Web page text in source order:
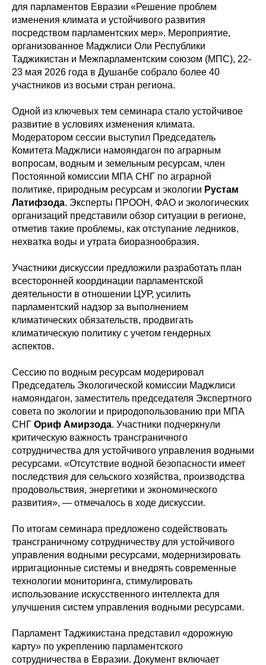
для парламентов Евразии «Решение проблем
изменения климата и устойчивого развития
посредством парламентских мер». Мероприятие,
организованное Маджлиси Оли Республики
Таджикистан и Межпарламентским союзом (МПС), 22-
23 мая 2026 года в Душанбе собрало более 40
участников из восьми стран региона.
Одной из ключевых тем семинара стало устойчивое
развитие в условиях изменения климата.
Модератором сессии выступил Председатель
Комитета Маджлиси намояндагон по аграрным
вопросам, водным и земельным ресурсам, член
Постоянной комиссии МПА СНГ по аграрной
политике, природным ресурсам и экологии Рустам
Латифзода. Эксперты ПРООН, ФАО и экологических
организаций представили обзор ситуации в регионе,
отметив такие проблемы, как отступание ледников,
нехватка воды и утрата биоразнообразия.
Участники дискуссии предложили разработать план
всесторонней координации парламентской
деятельности в отношении ЦУР, усилить
парламентский надзор за выполнением
климатических обязательств, продвигать
климатическую политику с учетом гендерных
аспектов.
Сессию по водным ресурсам модерировал
Председатель Экологической комиссии Маджлиси
намояндагон, заместитель председателя Экспертного
совета по экологии и природопользованию при МПА
СНГ Ориф Амирзода. Участники подчеркнули
критическую важность трансграничного
сотрудничества для устойчивого управления водными
ресурсами. «Отсутствие водной безопасности имеет
последствия для сельского хозяйства, производства
продовольствия, энергетики и экономического
развития», — отмечалось в ходе дискуссии.
По итогам семинара предложено содействовать
трансграничному сотрудничеству для устойчивого
управления водными ресурсами, модернизировать
ирригационные системы и внедрять современные
технологии мониторинга, стимулировать
использование искусственного интеллекта для
улучшения систем управления водными ресурсами.
Парламент Таджикистана представил «дорожную
карту» по укреплению парламентского
сотрудничества в Евразии. Документ включает